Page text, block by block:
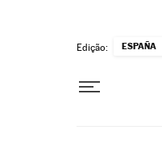
Edição: ESPAÑA